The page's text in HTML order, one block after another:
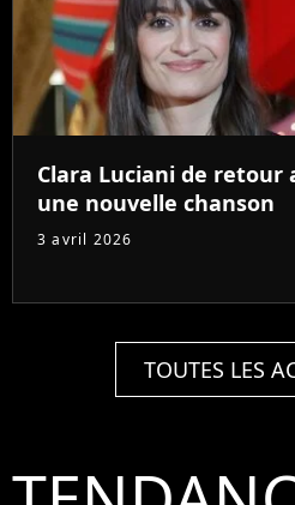
Clara Luciani de retour
une nouvelle chanson
3 avril 2026
TOUTES LES